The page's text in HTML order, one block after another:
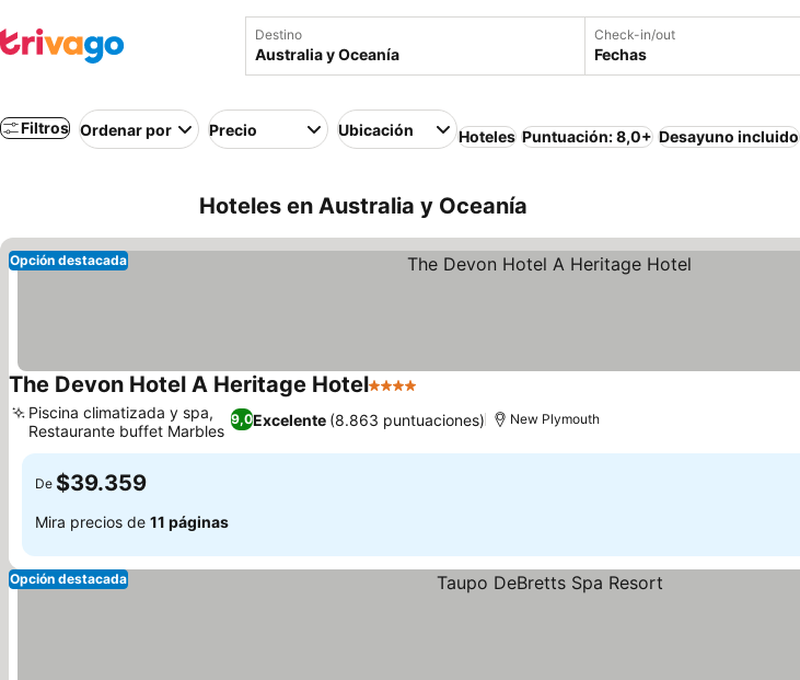
Destino Check-in/out
Fechas
Filtros Ordenar por Precio Ubicación Hoteles Puntuación: 8,0+ Desayuno incluido
Hoteles en Australia y Oceanía
Opción destacada
The Devon Hotel A Heritage Hotel4 Estrellas
9,0Excelente (8.863 puntuaciones)
Piscina climatizada y spa,
Restaurante buffet Marbles
New Plymouth
De $39.359
Mira precios de 11 páginas
Opción destacada